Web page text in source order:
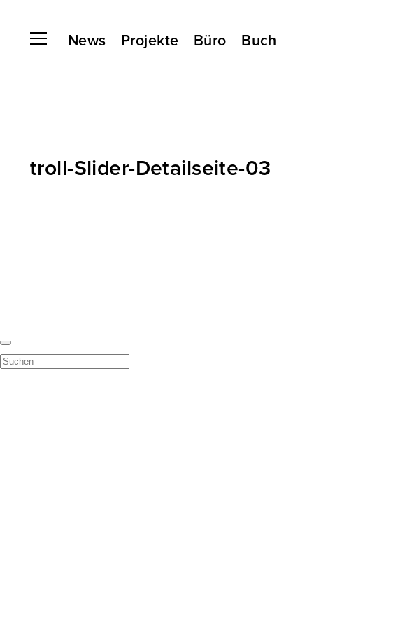
News Projekte Büro Buch
troll-Slider-Detailseite-03